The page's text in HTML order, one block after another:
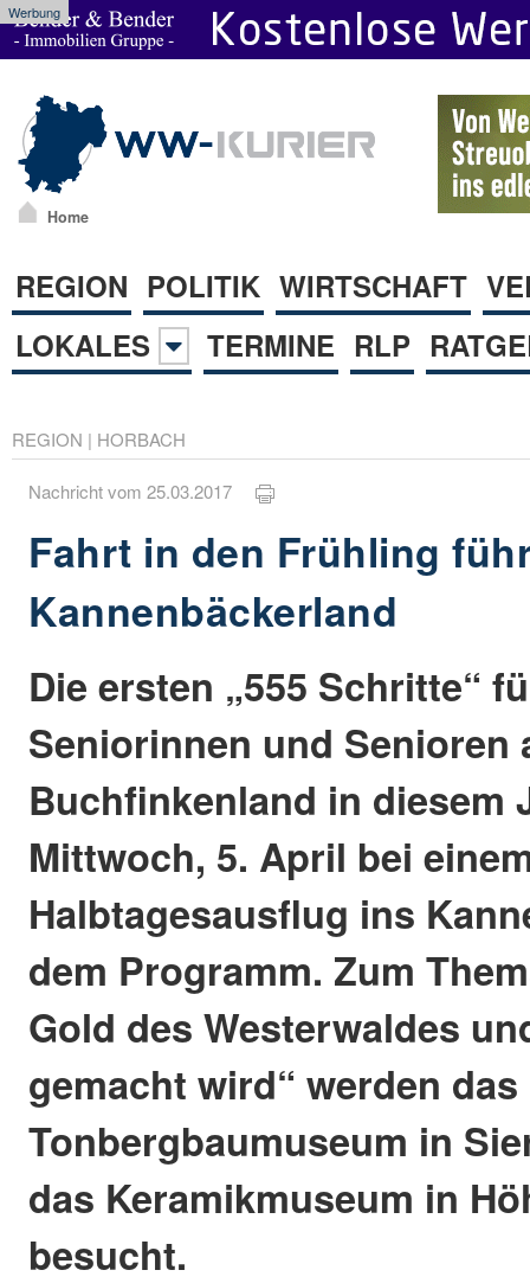
Werbung
Home
REGION POLITIK WIRTSCHAFT
LOKALES
TERMINE RLP
REGION | HORBACH
Nachricht vom 25.03.2017
Fahrt in den Frühling
Kannenbäckerland
Die ersten „555 Schritte“
Seniorinnen und Senioren
Buchfinkenland in diesem
Mittwoch, 5. April bei
Halbtagesausflug ins
dem Programm. Zum
Gold des Westerwaldes
gemacht wird“ werden das
Tonbergbaumuseum in
das Keramikmuseum in
besucht.